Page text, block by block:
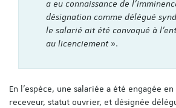
a eu connaissance de
désignation comme délégué
le salarié ait été convoqué à
au licenciement».
En l’espèce, une salariée a été engagée
receveur, statut ouvrier, et désignée